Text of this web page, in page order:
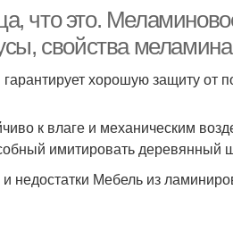
что это.
свойства
хорошую защиту от
к влаге и механическим
имитировать
Мебель из